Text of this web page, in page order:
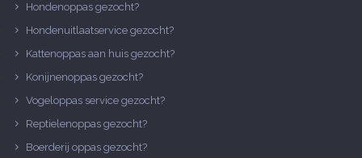
Hondenoppas gezocht?
Hondenuitlaatservice gezocht?
Kattenoppas aan huis gezocht?
Konijnenoppas gezocht?
Vogeloppas service gezocht?
Reptielenoppas gezocht?
Boerderij oppas gezocht?